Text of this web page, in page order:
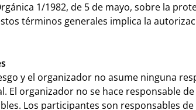
1/1982, de 5 de mayo, sobre la
términos generales implica la
y el organizador no asume ninguna
organizador no se hace responsable
Los participantes son responsables